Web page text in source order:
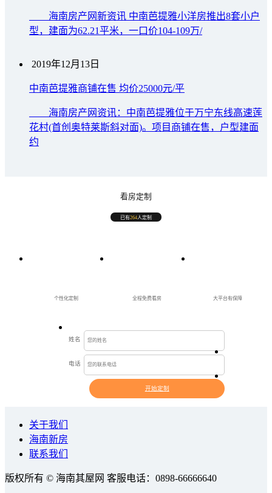
海南房产网新资讯 中南芭提雅小洋房推出8套小户
型，建面为62.21平米，一口价104-109万/
2019年12月13日
中南芭提雅商铺在售 均价25000元/平
海南房产网资讯：中南芭提雅位于万宁东线高速莲
花村(首创奥特莱斯斜对面)。项目商铺在售，户型建面
约
看房定制
已有264人定制
个性化定制 全程免费看房 大平台有保障
姓名
电话
开始定制
关于我们
海南新房
联系我们
版权所有 © 海南其屋网 客服电话：0898-66666640